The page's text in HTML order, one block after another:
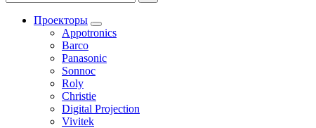
Проекторы
Appotronics
Barco
Panasonic
Sonnoc
Roly
Christie
Digital Projection
Vivitek